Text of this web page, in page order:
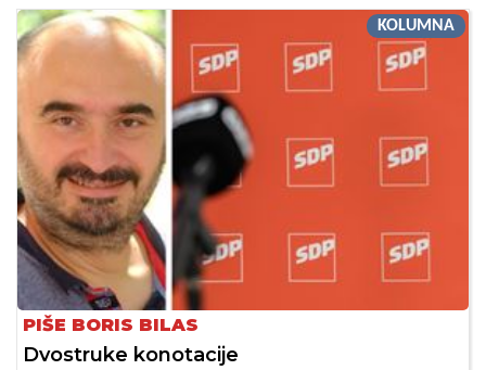
KOLUMNA
PIŠE BORIS BILAS
Dvostruke konotacije